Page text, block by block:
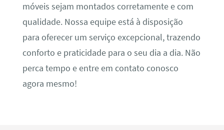
móveis sejam montados corretamente e com
qualidade. Nossa equipe está à disposição
para oferecer um serviço excepcional, trazendo
conforto e praticidade para o seu dia a dia. Não
perca tempo e entre em contato conosco
agora mesmo!